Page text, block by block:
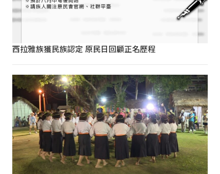
西拉雅族獲民族認定 原民日回顧正名歷程